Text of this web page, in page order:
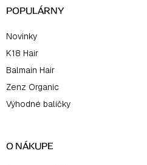
ePOPULÁRNY
Novinky
K18 Hair
Balmain Hair
Zenz Organic
Výhodné balíčky
O NÁKUPE